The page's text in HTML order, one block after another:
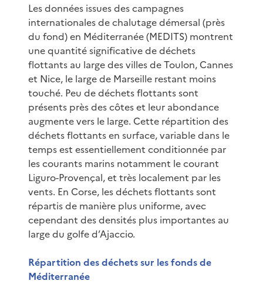
Les données issues des campagnes
internationales de chalutage démersal (près
du fond) en Méditerranée (MEDITS) montrent
une quantité significative de déchets
flottants au large des villes de Toulon, Cannes
et Nice, le large de Marseille restant moins
touché. Peu de déchets flottants sont
présents près des côtes et leur abondance
augmente vers le large. Cette répartition des
déchets flottants en surface, variable dans le
temps est essentiellement conditionnée par
les courants marins notamment le courant
Liguro-Provençal, et très localement par les
vents. En Corse, les déchets flottants sont
répartis de manière plus uniforme, avec
cependant des densités plus importantes au
large du golfe d’Ajaccio.
Répartition des déchets sur les fonds de
Méditerranée